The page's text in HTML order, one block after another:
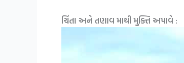
ચિંતા અને તણાવ માથી મુક્તિ અપાવે :